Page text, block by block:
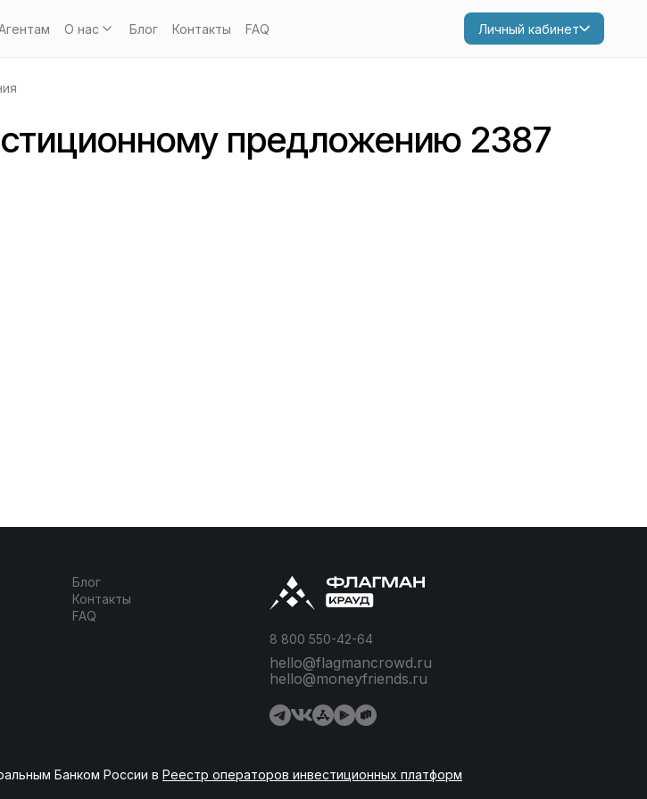
О нас Блог Контакты FAQ Личный кабинет
предложению 2387
Блог
Контакты
FAQ
8 800 550-42-64
hello@flagmancrowd.ru
hello@moneyfriends.ru
Банком России в Реестр операторов инвестиционных платформ